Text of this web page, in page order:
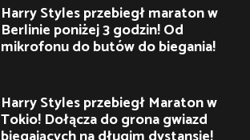
Harry Styles przebiegł maraton w
Berlinie poniżej 3 godzin! Od
mikrofonu do butów do biegania!
Harry Styles przebiegł Maraton w
Tokio! Dołącza do grona gwiazd